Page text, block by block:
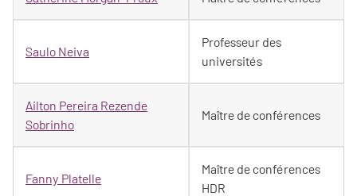
Saulo Neiva
Professeur des
universités
Ailton Pereira Rezende
Sobrinho
Maître de conférences
Fanny Platelle
Maître de conférences
HDR